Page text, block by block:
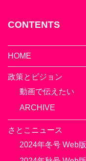
CONTENTS
HOME
政策とビジョン
動画で伝えたい
ARCHIVE
さとこニュース
2024年冬号 Web版